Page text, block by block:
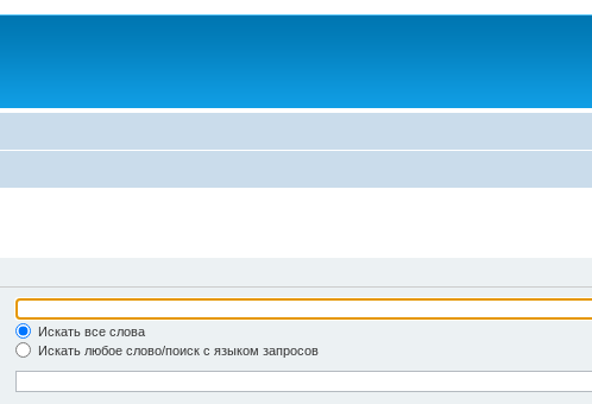
Искать все слова
Искать любое слово/поиск с языком запросов